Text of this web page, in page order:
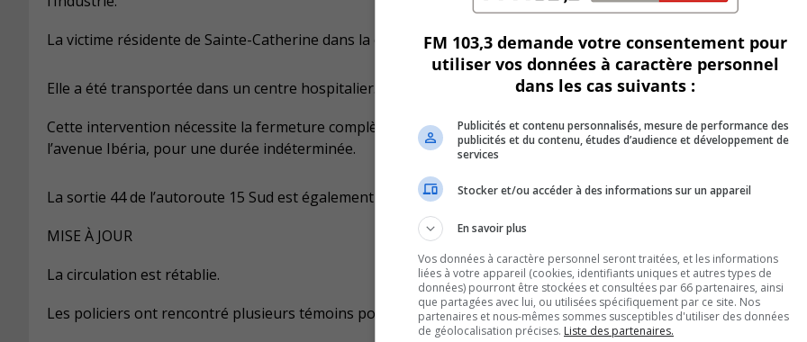
La victime résidente de Sainte-Catherine dans la cinquantaine a subi de graves blessures.
Elle a été transportée dans un centre hospitalier.
Cette intervention nécessite la fermeture complète du boulevard de l’Industrie, entre le boulevard Montcalm
l’avenue Ibéria, pour une durée indéterminée.
La sortie 44 de l’autoroute 15 Sud est également inaccessible à la circulation.
MISE À JOUR
La circulation est rétablie.
Les policiers ont rencontré plusieurs témoins pour éclaircir les circonstances de l’événement.
FM 103,3 demande votre consentement pour
utiliser vos données à caractère personnel
dans les cas suivants :
Publicités et contenu personnalisés, mesure de performance des
publicités et du contenu, études d’audience et développement de
services
Stocker et/ou accéder à des informations sur un appareil
En savoir plus
Vos données à caractère personnel seront traitées, et les informations
liées à votre appareil (cookies, identifiants uniques et autres types de
données) pourront être stockées et consultées par 66 partenaires, ainsi
que partagées avec lui, ou utilisées spécifiquement par ce site. Nos
partenaires et nous-mêmes sommes susceptibles d'utiliser des données
de géolocalisation précises. Liste des partenaires.